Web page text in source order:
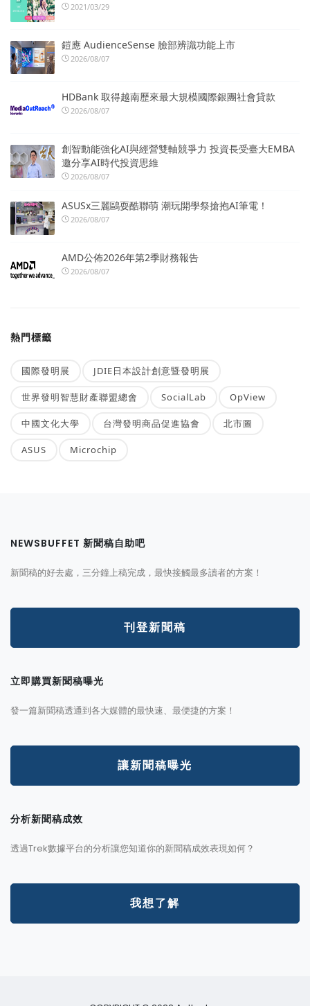
2021/03/29
鎧應 AudienceSense 臉部辨識功能上市
2026/08/07
HDBank 取得越南歷來最大規模國際銀團社會貸款
2026/08/07
創智動能強化AI與經營雙軸競爭力 投資長受臺大EMBA
邀分享AI時代投資思維
2026/08/07
ASUSx三麗鷗耍酷聯萌 潮玩開學祭搶抱AI筆電！
2026/08/07
AMD公佈2026年第2季財務報告
2026/08/07
熱門標籤
國際發明展 JDIE日本設計創意暨發明展
世界發明智慧財產聯盟總會 SocialLab OpView
中國文化大學 台灣發明商品促進協會 北市圖
ASUS Microchip
NEWSBUFFET 新聞稿自助吧
新聞稿的好去處，三分鐘上稿完成，最快接觸最多讀者的方案！
刊登新聞稿
立即購買新聞稿曝光
發一篇新聞稿透通到各大媒體的最快速、最便捷的方案！
讓新聞稿曝光
分析新聞稿成效
透過Trek數據平台的分析讓您知道你的新聞稿成效表現如何？
我想了解